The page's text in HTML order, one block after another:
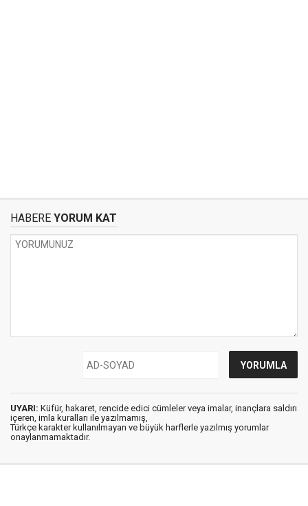
HABERE YORUM KAT
UYARI: Küfür, hakaret, rencide edici cümleler veya imalar, inançlara saldırı
içeren, imla kuralları ile yazılmamış,
Türkçe karakter kullanılmayan ve büyük harflerle yazılmış yorumlar
onaylanmamaktadır.